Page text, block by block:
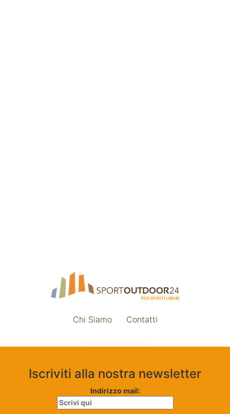
Chi Siamo Contatti
Iscriviti alla nostra newsletter
Indirizzo mail: